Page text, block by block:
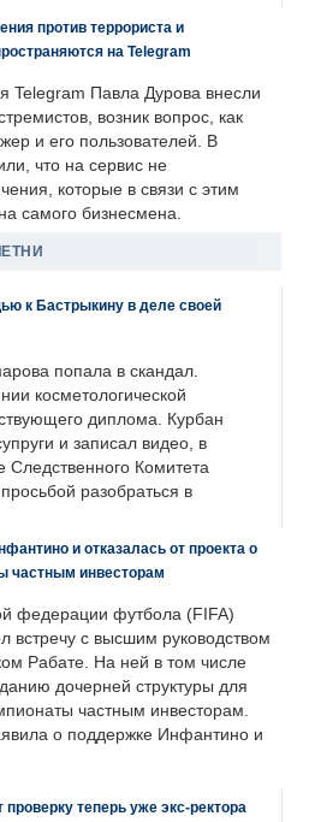
против террориста и
на Telegram
Telegram Павла Дурова внесли
возник вопрос, как
и его пользователей. В
что на сервис не
которые в связи с этим
самого бизнесмена.
к Бастрыкину в деле своей
попала в скандал.
косметологической
диплома. Курбан
и записал видео, в
Следственного Комитета
разобраться в
и отказалась от проекта о
частным инвесторам
федерации футбола (FIFA)
с высшим руководством
Рабате. На ней в том числе
дочерней структуры для
частным инвесторам.
о поддержке Инфантино и
теперь уже экс-ректора